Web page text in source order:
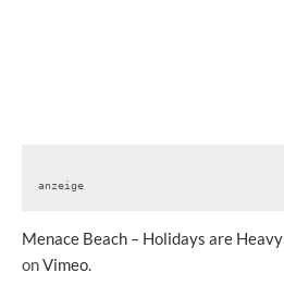
anzeige
Menace Beach – Holidays are Heavy
onVimeo.